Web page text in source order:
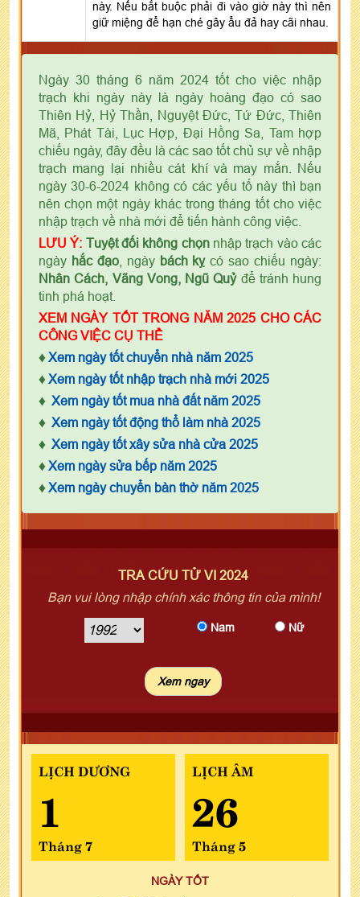
này. Nếu bắt buộc phải đi vào giờ này thì nên
giữ miệng để hạn ché gây ẩu đả hay cãi nhau.
Ngày 30 tháng 6 năm 2024 tốt cho việc nhập
trạch khi ngày này là ngày hoàng đạo có sao
Thiên Hỷ, Hỷ Thần, Nguyệt Đức, Tứ Đức, Thiên
Mã, Phát Tài, Lục Hợp, Đại Hồng Sa, Tam hợp
chiếu ngày, đây đều là các sao tốt chủ sự về nhập
trạch mang lại nhiều cát khí và may mắn. Nếu
ngày 30-6-2024 không có các yếu tố này thì bạn
nên chọn một ngày khác trong tháng tốt cho việc
nhập trạch về nhà mới để tiến hành công việc.
LƯU Ý: Tuyệt đối không chọnnhập trạch vào các
ngày hắc đạo, ngày bách kỵcó sao chiếu ngày:
Nhân Cách, Vãng Vong, Ngũ Quỷđể tránh hung
tinh phá hoạt.
XEM NGÀY TỐT TRONG NĂM 2025 CHO CÁC
CÔNG VIỆC CỤ THỂ
♦ Xem ngày tốt chuyển nhà năm 2025
♦ Xem ngày tốt nhập trạch nhà mới 2025
♦ Xem ngày tốt mua nhà đất năm 2025
♦ Xem ngày tốt động thổ làm nhà 2025
♦ Xem ngày tốt xây sửa nhà cửa 2025
♦ Xem ngày sửa bếp năm 2025
♦ Xem ngày chuyển bàn thờ năm 2025
TRA CỨU TỬ VI 2024
Bạn vui lòng nhập chính xác thông tin của mình!
Nam Nữ
LỊCH DƯƠNG
1
Tháng 7
LỊCH ÂM
26
Tháng 5
NGÀY TỐT